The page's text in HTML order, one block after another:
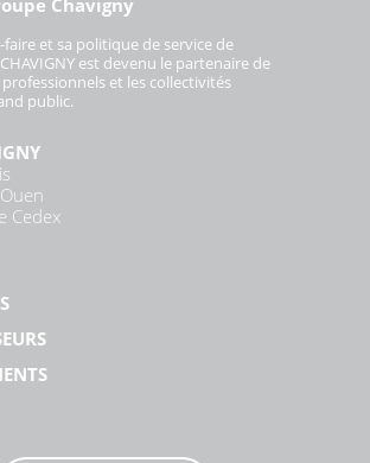
Chavigny
faire et sa politique de service de
est devenu le partenaire de
et les collectivités
public.
Cedex